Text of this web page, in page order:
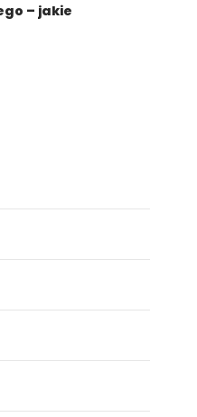
– jakie